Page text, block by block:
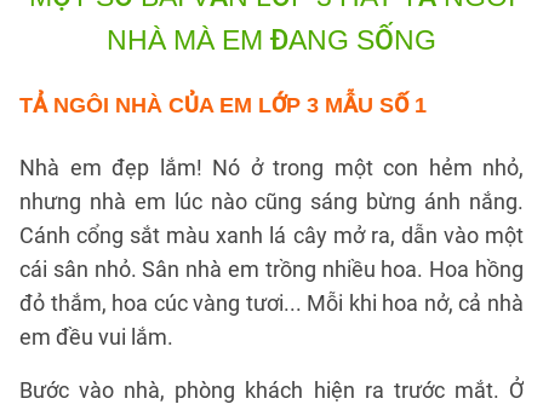
NHÀ MÀ EM ĐANG SỐNG
TẢ NGÔI NHÀ CỦA EM LỚP 3 MẪU SỐ 1
Nhà em đẹp lắm! Nó ở trong một con hẻm nhỏ,
nhưng nhà em lúc nào cũng sáng bừng ánh nắng.
Cánh cổng sắt màu xanh lá cây mở ra, dẫn vào một
cái sân nhỏ. Sân nhà em trồng nhiều hoa. Hoa hồng
đỏ thắm, hoa cúc vàng tươi... Mỗi khi hoa nở, cả nhà
em đều vui lắm.
Bước vào nhà, phòng khách hiện ra trước mắt. Ở